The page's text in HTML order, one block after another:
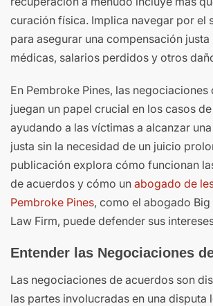
curación física. Implica navegar por el
para asegurar una compensación
médicas, salarios perdidos y otros
En Pembroke Pines, las negociaciones
juegan un papel crucial en los casos
ayudando a las víctimas a alcanzar
justa sin la necesidad de un juicio
publicación explora cómo funcionan
de acuerdos y cómo un abogado de
Pembroke Pines, como el abogado
Law Firm, puede defender sus
Entender las Negociaciones
Las negociaciones de acuerdos son
las partes involucradas en una disputa